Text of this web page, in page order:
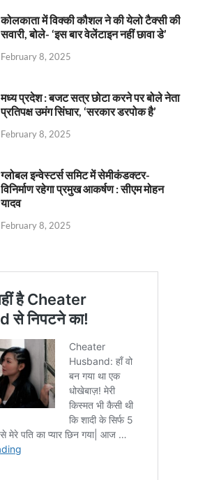
कोलकाता में विक्की कौशल ने की येलो टैक्सी की
सवारी, बोले- ‘इस बार वेलेंटाइन नहीं छावा डे’
February 8, 2025
मध्य प्रदेश : बजट सत्र छोटा करने पर बोले नेता
प्रतिपक्ष उमंग सिंघार, ‘सरकार डरपोक है’
February 8, 2025
ग्लोबल इन्वेस्टर्स समिट में सेमीकंडक्टर-
विनिर्माण रहेगा प्रमुख आकर्षण : सीएम मोहन
यादव
February 8, 2025